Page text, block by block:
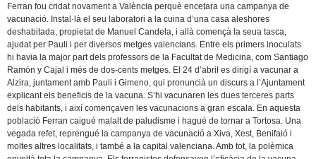
Ferran fou cridat novament a València perquè encetara una campanya de
vacunació. Instal·là el seu laboratori a la cuina d’una casa aleshores
deshabitada, propietat de Manuel Candela, i allà començà la seua tasca,
ajudat per Pauli i per diversos metges valencians. Entre els primers inoculats
hi havia la major part dels professors de la Facultat de Medicina, com Santiago
Ramón y Cajal i més de dos-cents metges. El 24 d’abril es dirigí a vacunar a
Alzira, juntament amb Pauli i Gimeno, qui pronuncià un discurs a l’Ajuntament
explicant els beneficis de la vacuna. S’hi vacunaren les dues terceres parts
dels habitants, i així començaven les vacunacions a gran escala. En aquesta
població Ferran caigué malalt de paludisme i hagué de tornar a Tortosa. Una
vegada refet, reprengué la campanya de vacunació a Xiva, Xest, Benifaió i
moltes altres localitats, i també a la capital valenciana. Amb tot, la polèmica